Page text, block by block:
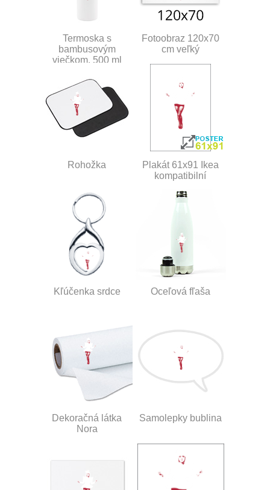
Termoska s
bambusovým
viečkom, 500 ml
Fotoobraz 120x70
cm veľký
Rohožka
Plakát 61x91 Ikea
kompatibilní
Kľúčenka srdce Oceľová fľaša
Dekoračná látka
Nora
Samolepky bublina